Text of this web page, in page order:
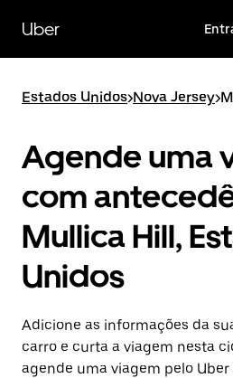
para
conteúdo
Uber
Estados Unidos>Nova Jersey>
Agende uma
com
Mullica Hill,
Unidos
Adicione as informações da
carro e curta a viagem nesta
agende uma viagem pelo Uber